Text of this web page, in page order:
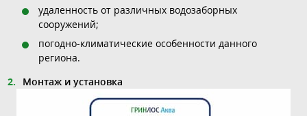
удаленность от различных водозаборных
сооружений;
погодно-климатические особенности данного
региона.
Монтаж и установка